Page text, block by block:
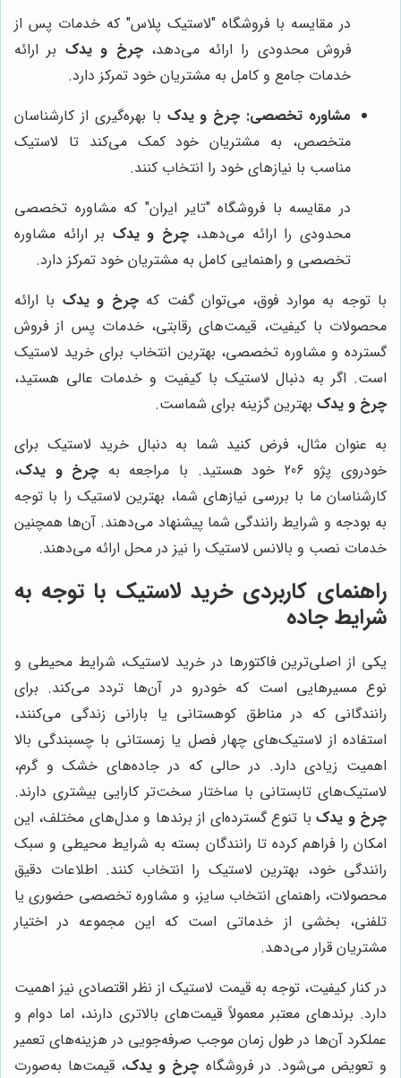
در مقایسه با فروشگاه "لاستیک پلاس" که خدمات پس از
فروش محدودی را ارائه می‌دهد،چرخ و یدک بر ارائه
خدمات جامع و کامل به مشتریان خود تمرکز دارد.
مشاوره تخصصی: چرخ و یدک با بهره‌گیری از کارشناسان
متخصص، به مشتریان خود کمک می‌کند تا لاستیک
مناسب با نیازهای خود را انتخاب کنند.
در مقایسه با فروشگاه "تایر ایران" که مشاوره تخصصی
محدودی را ارائه می‌دهد،چرخ و یدک بر ارائه مشاوره
تخصصی و راهنمایی کامل به مشتریان خود تمرکز دارد.
با توجه به موارد فوق، می‌توان گفت کهچرخ و یدک با ارائه
محصولات با کیفیت، قیمت‌های رقابتی، خدمات پس از فروش
گسترده و مشاوره تخصصی، بهترین انتخاب برای خرید لاستیک
است. اگر به دنبال لاستیک با کیفیت و خدمات عالی هستید،
چرخ و یدک بهترین گزینه برای شماست.
به عنوان مثال، فرض کنید شما به دنبال خرید لاستیک برای
خودروی پژو 206 خود هستید. با مراجعه به
چرخ و یدک،
کارشناسان ما با بررسی نیازهای شما، بهترین لاستیک را با توجه
به بودجه و شرایط رانندگی شما پیشنهاد می‌دهند. آن‌ها همچنین
خدمات نصب و بالانس لاستیک را نیز در محل ارائه می‌دهند.
راهنمای کاربردی خرید لاستیک با توجه به
شرایط جاده
یکی از اصلی‌ترین فاکتورها در خرید لاستیک، شرایط محیطی و
نوع مسیرهایی است که خودرو در آن‌ها تردد می‌کند. برای
رانندگانی که در مناطق کوهستانی یا بارانی زندگی می‌کنند،
استفاده از لاستیک‌های چهار فصل یا زمستانی با چسبندگی بالا
اهمیت زیادی دارد. در حالی که در جاده‌های خشک و گرم،
لاستیک‌های تابستانی با ساختار سخت‌تر کارایی بیشتری دارند.
چرخ و یدکبا تنوع گسترده‌ای از برندها و مدل‌های مختلف، این
امکان را فراهم کرده تا رانندگان بسته به شرایط محیطی و سبک
رانندگی خود، بهترین لاستیک را انتخاب کنند. اطلاعات دقیق
محصولات، راهنمای انتخاب سایز، و مشاوره تخصصی حضوری یا
تلفنی، بخشی از خدماتی است که این مجموعه در اختیار
مشتریان قرار می‌دهد.
در کنار کیفیت، توجه به قیمت لاستیک از نظر اقتصادی نیز اهمیت
دارد. برندهای معتبر معمولاً قیمت‌های بالاتری دارند، اما دوام و
عملکرد آن‌ها در طول زمان موجب صرفه‌جویی در هزینه‌های تعمیر
و تعویض می‌شود. در فروشگاه چرخ و یدک، قیمت‌ها به‌صورت